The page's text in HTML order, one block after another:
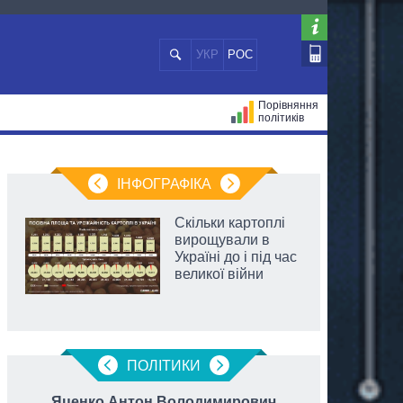
УКР РОС
Порівняння
політиків
ІНФОГРАФІКА
Скільки картоплі
вирощували в
Україні до і під час
великої війни
ПОЛIТИКИ